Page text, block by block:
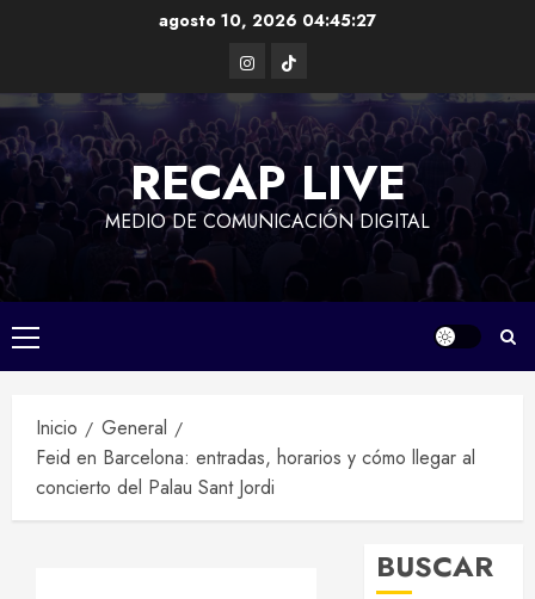
agosto 10, 2026 04:45:28
Instagram
TikTok
RECAP LIVE
MEDIO DE COMUNICACIÓN DIGITAL
Menú
principal
Inicio
General
Feid en Barcelona: entradas, horarios y cómo llegar al
concierto del Palau Sant Jordi
BUSCAR